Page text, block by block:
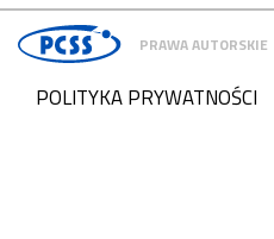
PRAWA AUTORSKIE
POLITYKA PRYWATNOŚCI